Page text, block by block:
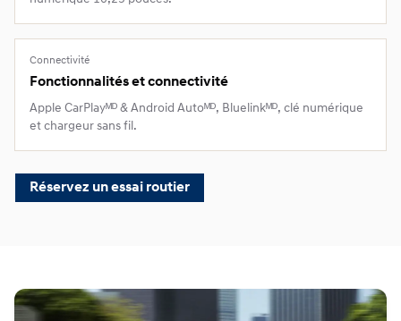
Connectivité
Fonctionnalités et connectivité
Apple CarPlayᴹᴰ & Android Autoᴹᴰ, Bluelinkᴹᴰ, clé numérique
et chargeur sans fil.
Réservez un essai routier